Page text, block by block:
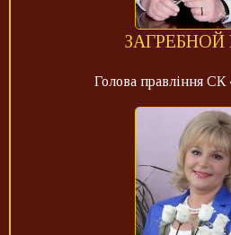
ЗАГРЕБНОЙ
Голова правління СК